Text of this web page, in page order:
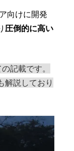
向けに開発
圧倒的に高い
記載です。
解説しており